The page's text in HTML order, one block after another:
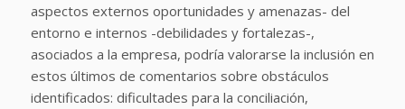
aspectos externos oportunidades y amenazas- del
entorno e internos -debilidades y fortalezas-,
asociados a la empresa, podría valorarse la inclusión en
estos últimos de comentarios sobre obstáculos
identificados: dificultades para la conciliación,